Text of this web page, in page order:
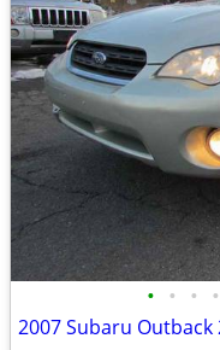
• • • •
2007 Subaru Outback